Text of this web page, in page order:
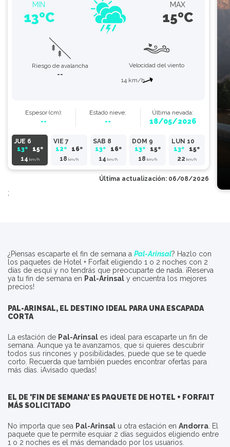
MIN
13ºC
MAX
15ºC
Riesgo de avalancha
--
Velocidad del viento
14 km/h
Espesor(cm):
--
Estado nieve:
--
Última nevada:
18/05/2026
JUE 6
13º
15º
14 km/h
VIE 7
12º
16º
18 km/h
SAB 8
13º
16º
14 km/h
DOM 9
13º
15º
18 km/h
LUN 10
13º
15º
22 km/h
Última actualización: 06/08/2026
;
¿Piensas escaparte el fin de semana a Pal-Arinsal? Hazlo con
los paquetes de Hotel + Forfait eligiendo 1 o 2 noches con 2
días de esquí y no tendrás que preocuparte de nada. ¡Reserva
ya tu fin de semana en Pal-Arinsal y encuentra los mejores
precios!
PAL-ARINSAL, EL DESTINO IDEAL PARA UNA ESCAPADA
CORTA
La estación de Pal-Arinsal es ideal para escaparte un fin de
semana. Aunque ya te avanzamos, que si quieres descubrir
todos sus rincones y posibilidades, puede que se te quede
corto. Recuerda que también puedes encontrar ofertas para
más días. ¡Avisado quedas!
EL DE 'FIN DE SEMANA' ES PAQUETE DE HOTEL + FORFAIT
MÁS SOLICITADO
No importa que sea Pal-Arinsal u otra estación en Andorra . El
paquete que te permite esquiar 2 días seguidos eligiendo entre
1 o 2 noches es el más demandado por los usuarios.